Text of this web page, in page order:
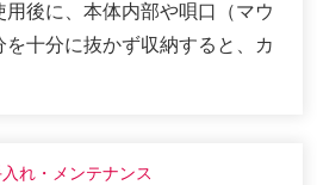
後に、本体内部や唄口（マウ
十分に抜かず収納すると、カ
れ・メンテナンス